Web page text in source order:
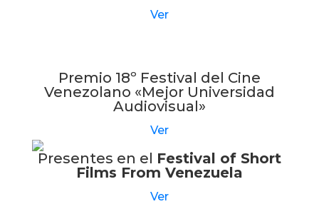
Ver
Premio 18º Festival del Cine
Venezolano «Mejor Universidad
Audiovisual»
Ver
Presentes en el Festival of Short
Films From Venezuela
Ver